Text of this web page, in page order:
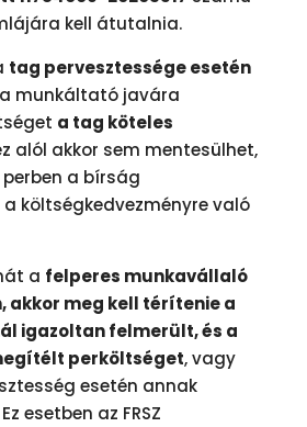
kell átutalnia.
tag pervesztessége esetén
munkáltató javára
a tag köteles
alól akkor sem mentesülhet,
a bírság
költségkedvezményre való
a felperes munkavállaló
akkor meg kell térítenie a
igazoltan felmerült, és a
perköltséget, vagy
esetén annak
esetben az FRSZ